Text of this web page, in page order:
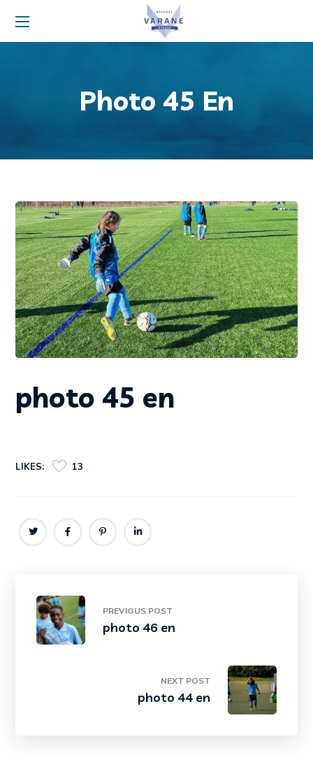
Photo 45 En
photo 45 en
LIKES: 13
PREVIOUS POST
photo 46 en
NEXT POST
photo 44 en